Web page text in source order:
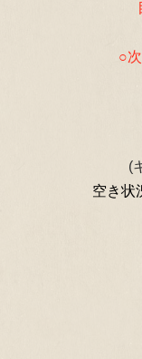
○
(
空き状